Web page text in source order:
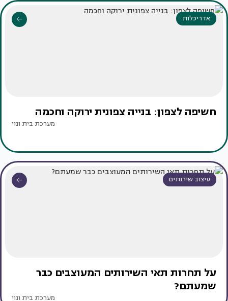
אדריכלות
חשיפה לצפון: בנייה צפונית ירוקה וחכמה
מערכת בית ונוי
עיצוב שירותים
על תחרות תאי השירותים המעוצבים כבר
שמעתם?
מערכת בית ונוי